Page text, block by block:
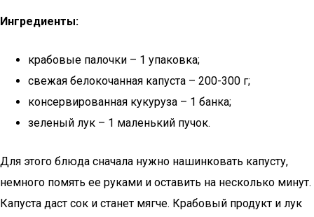
Ингредиенты:
крабовые палочки – 1 упаковка;
свежая белокочанная капуста – 200-300 г;
консервированная кукуруза – 1 банка;
зеленый лук – 1 маленький пучок.
Для этого блюда сначала нужно нашинковать капусту,
немного помять ее руками и оставить на несколько минут.
Капуста даст сок и станет мягче. Крабовый продукт и лук